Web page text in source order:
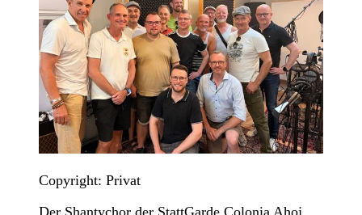
Copyright: Privat
Der Shantychor der StattGarde Colonia Ahoj